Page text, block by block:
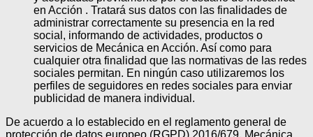
en Acción . Tratará sus datos con las finalidades de
administrar correctamente su presencia en la red
social, informando de actividades, productos o
servicios de Mecánica en Acción. Así como para
cualquier otra finalidad que las normativas de las redes
sociales permitan. En ningún caso utilizaremos los
perfiles de seguidores en redes sociales para enviar
publicidad de manera individual.
De acuerdo a lo establecido en el reglamento general de
protección de datos europeo (RGPD) 2016/679, Mecánica